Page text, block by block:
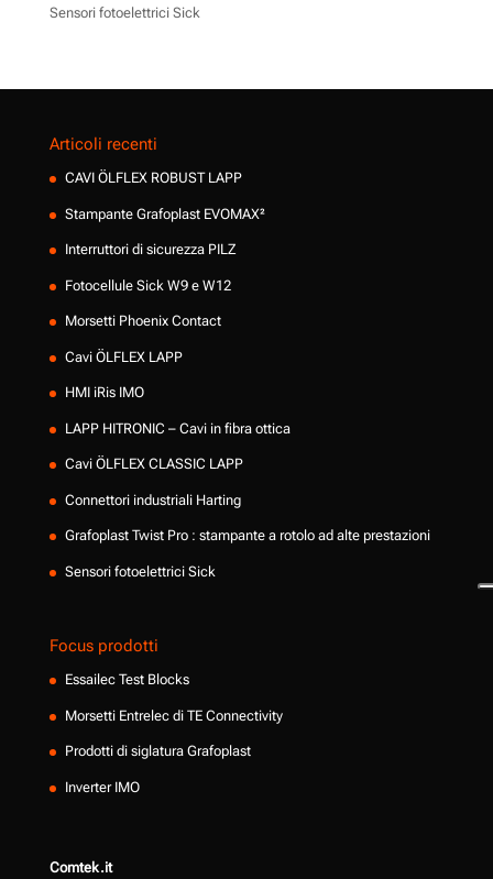
Sensori fotoelettrici Sick
Articoli recenti
CAVI ÖLFLEX ROBUST LAPP
Stampante Grafoplast EVOMAX²
Interruttori di sicurezza PILZ
Fotocellule Sick W9 e W12
Morsetti Phoenix Contact
Cavi ÖLFLEX LAPP
HMI iRis IMO
LAPP HITRONIC – Cavi in fibra ottica
Cavi ÖLFLEX CLASSIC LAPP
Connettori industriali Harting
Grafoplast Twist Pro : stampante a rotolo ad alte prestazioni
Sensori fotoelettrici Sick
Focus prodotti
Essailec Test Blocks
Morsetti Entrelec di TE Connectivity
Prodotti di siglatura Grafoplast
Inverter IMO
Comtek.it